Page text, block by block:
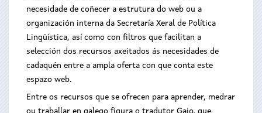
necesidade de coñecer a estrutura do web ou a
organización interna da Secretaría Xeral de Política
Lingüística, así como con filtros que facilitan a
selección dos recursos axeitados ás necesidades de
cadaquén entre a ampla oferta con que conta este
espazo web.
Entre os recursos que se ofrecen para aprender, medrar
ou traballar en galego figura o tradutor Gaio, que